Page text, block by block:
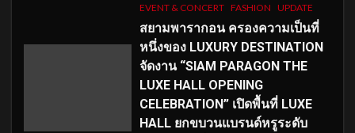
EVENT & CONCERT FASHION UPDATE
สยามพารากอน ครองความเป็นที่
หนึ่งของ LUXURY DESTINATION
จัดงาน “SIAM PARAGON THE
LUXE HALL OPENING
CELEBRATION” เปิดพื้นที่ LUXE
HALL ยกขบวนแบรนด์หรูระดับ